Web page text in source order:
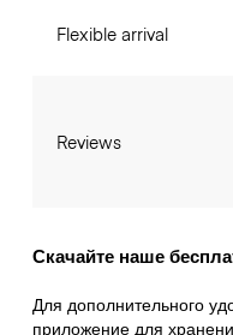
Flexible arrival
Reviews
Скачайте наше
Для дополнительного
приложение для